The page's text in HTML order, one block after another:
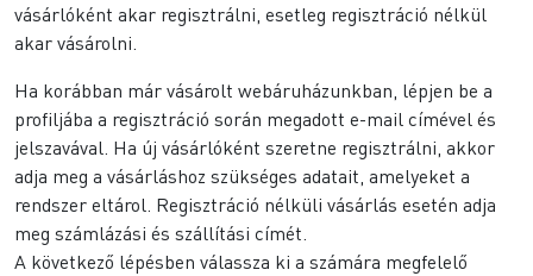
vásárlóként akar regisztrálni, esetleg regisztráció nélkül
akar vásárolni.
Ha korábban már vásárolt webáruházunkban, lépjen be a
profiljába a regisztráció során megadott e-mail címével és
jelszavával. Ha új vásárlóként szeretne regisztrálni, akkor
adja meg a vásárláshoz szükséges adatait, amelyeket a
rendszer eltárol. Regisztráció nélküli vásárlás esetén adja
meg számlázási és szállítási címét.
A következő lépésben válassza ki a számára megfelelő